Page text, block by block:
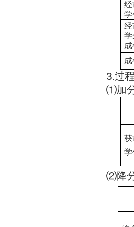
经
学
经
学
3.过
⑴加
获
学
⑵降